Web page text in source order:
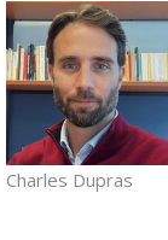
Charles Dupras